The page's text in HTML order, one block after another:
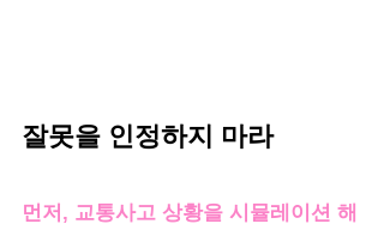
잘못을 인정하지 마라
먼저, 교통사고 상황을 시뮬레이션 해